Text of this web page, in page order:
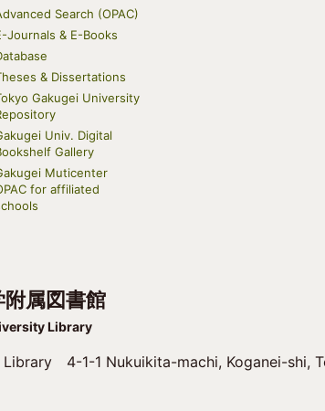
Search (OPAC)
Journals & E-Books
& Dissertations
Gakugei University
Univ. Digital
Gallery
Muticenter
for affiliated
属図書館
Library
4-1-1 Nukuikita-machi, Koganei-shi,